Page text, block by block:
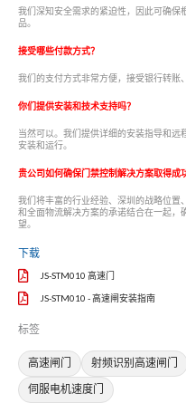
我们深知安全需求的紧迫性，因此可确
品。
接受哪些付款方式？
我们的支付方式非常方便，接受银行转账
你们提供安装和技术支持吗？
当然可以。我们提供详细的安装指导和远
安装和运行。
贵公司如何确保门禁控制解决方案取得成
我们将丰富的行业经验、深圳的战略位置
和全面物流解决方案的承诺结合在一起，
望。
下载
JS-STM010 高速门
JS-STM010 - 高速闸安装指南
标签
高速闸门 射频识别高速闸门
伺服电机速度门